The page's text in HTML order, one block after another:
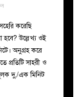
করেছি
উল্লেখ্য ওই
অনুগ্রহ করে
প্রতিটি সাহরী ও
দু,/এক মিনিট